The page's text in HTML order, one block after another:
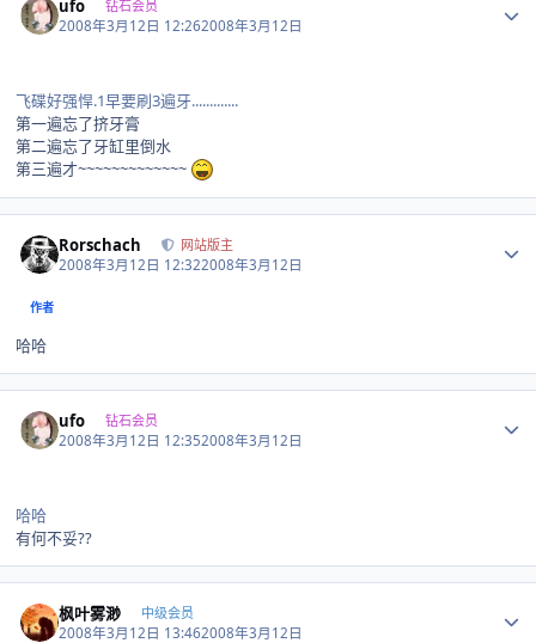
ufo 钻石会员
2008年3月12日 12:262008年3月12日
飞碟好强悍.1早要刷3遍牙.............
第一遍忘了挤牙膏
第二遍忘了牙缸里倒水
第三遍才~~~~~~~~~~~~~
Rorschach 网站版主
2008年3月12日 12:322008年3月12日
作者
哈哈
ufo 钻石会员
2008年3月12日 12:352008年3月12日
哈哈
有何不妥??
枫叶雾渺 中级会员
2008年3月12日 13:462008年3月12日